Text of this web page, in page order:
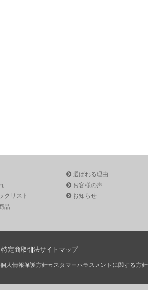
クリスト
品
選ばれる理由
お客様の声
お知らせ
特定商取引法サイトマップ
個人情報保護方針カスタマーハラスメントに関する方針